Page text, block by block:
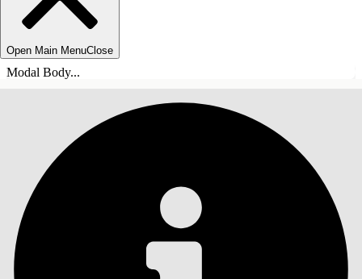
Open Main MenuClose
Modal Body...
目录